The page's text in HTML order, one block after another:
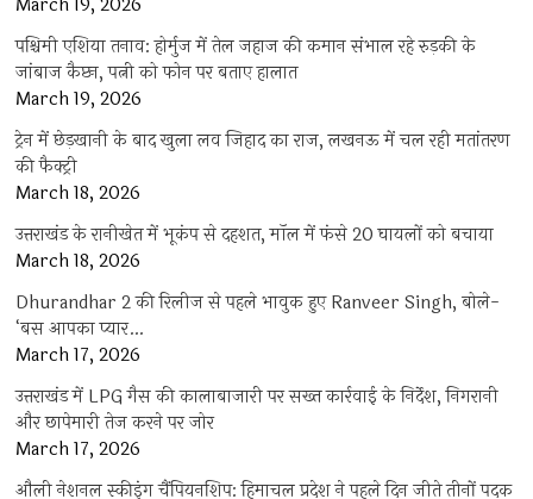
March 19, 2026
पश्चिमी एशिया तनाव: होर्मुज में तेल जहाज की कमान संभाल रहे रुड़की के
जांबाज कैप्टन, पत्नी को फोन पर बताए हालात
March 19, 2026
ट्रेन में छेड़खानी के बाद खुला लव जिहाद का राज, लखनऊ में चल रही मतांतरण
की फैक्ट्री
March 18, 2026
उत्तराखंड के रानीखेत में भूकंप से दहशत, मॉल में फंसे 20 घायलों को बचाया
March 18, 2026
Dhurandhar 2 की रिलीज से पहले भावुक हुए Ranveer Singh, बोले-
‘बस आपका प्यार…
March 17, 2026
उत्तराखंड में LPG गैस की कालाबाजारी पर सख्त कार्रवाई के निर्देश, निगरानी
और छापेमारी तेज करने पर जोर
March 17, 2026
औली नेशनल स्कीइंग चैंपियनशिप: हिमाचल प्रदेश ने पहले दिन जीते तीनों पदक